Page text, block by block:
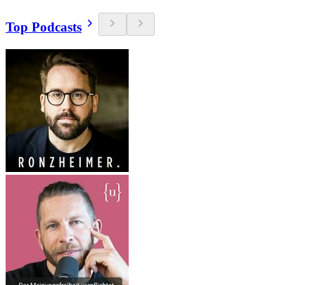
Top Podcasts